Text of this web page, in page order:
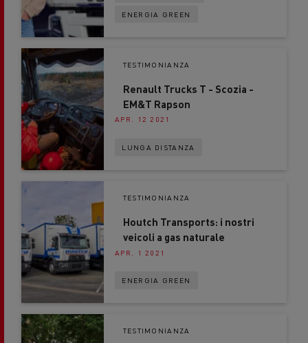
ENERGIA GREEN
TESTIMONIANZA
Renault Trucks T - Scozia -
EM&T Rapson
APR. 12 2021
LUNGA DISTANZA
TESTIMONIANZA
Houtch Transports: i nostri
veicoli a gas naturale
APR. 1 2021
ENERGIA GREEN
TESTIMONIANZA